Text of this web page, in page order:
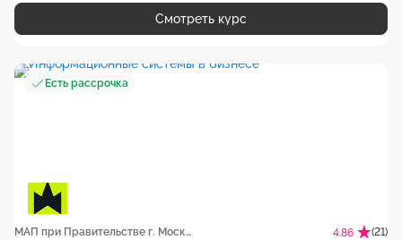
Смотреть курс
Есть рассрочка
МАП при Правительстве г. Москвы 4.86 (21)